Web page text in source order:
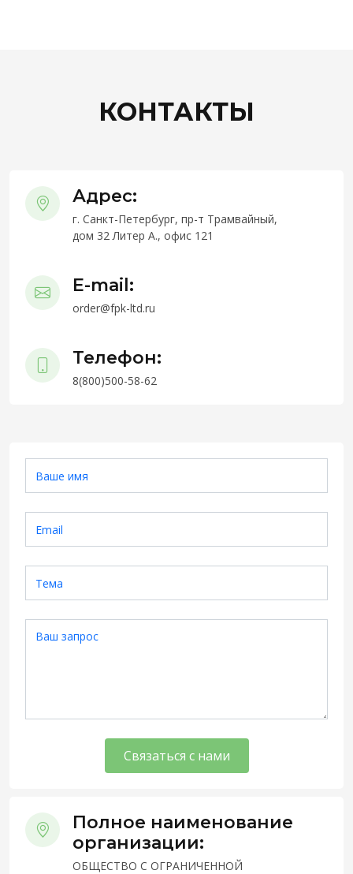
КОНТАКТЫ
Адрес:
г. Санкт-Петербург, пр-т Трамвайный,
дом 32 Литер А., офис 121
E-mail:
order@fpk-ltd.ru
Телефон:
8(800)500-58-62
Связаться с нами
Полное наименование
организации:
ОБЩЕСТВО С ОГРАНИЧЕННОЙ